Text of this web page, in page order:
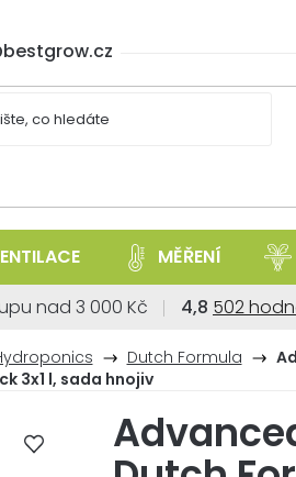
bestgrow.cz
MĚŘENÍ
nad 3 000 Kč 4,8 Průměrné
obchodu
z
5
502
Dutch Formula
3x1 l, sada hnojiv